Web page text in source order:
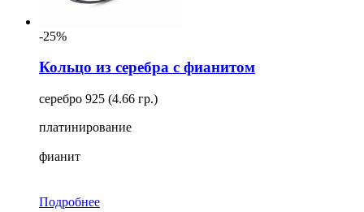
-25%
Кольцо из серебра с фианитом
серебро 925 (4.66 гр.)
платинирование
фианит
Подробнее